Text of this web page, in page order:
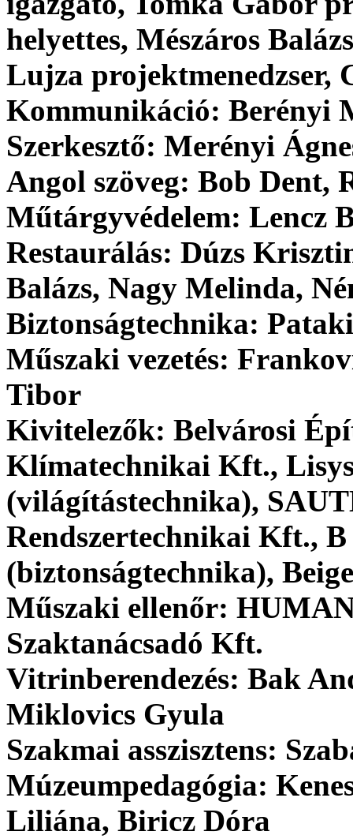
helyettes, Mészáros
Lujza projektmenedzser,
Kommunikáció: Berényi
Szerkesztő: Merényi
Angol szöveg: Bob Dent,
Műtárgyvédelem: Lencz
Restaurálás: Dúzs
Balázs, Nagy Melinda,
Biztonságtechnika:
Műszaki vezetés:
Tibor
Kivitelezők: Belvárosi
Klímatechnikai Kft.,
(világítástechnika),
Rendszertechnikai Kft.,
(biztonságtechnika),
Műszaki ellenőr:
Szaktanácsadó Kft.
Vitrinberendezés: Bak
Miklovics Gyula
Szakmai asszisztens:
Múzeumpedagógia:
Liliána, Biricz Dóra